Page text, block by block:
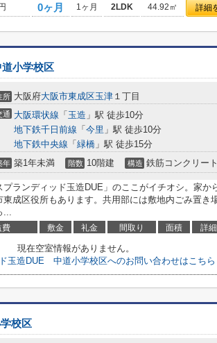
0ヶ月 1ヶ月 2LDK 44.92㎡ 詳細
小学校区
所 大阪府大阪市東成区玉津 １丁目
通 大阪環状線 「 玉造 」駅 徒歩10分
地下鉄千日前線 「 今里 」駅 徒歩10分
地下鉄中央線 「 緑橋 」駅 徒歩15分
年 築1年未満 階数 10階建 構造 鉄筋コンクリート
プランディッド玉造DUE」のここがイチオシ。家か
東成区役所もあります。共用部には敷地内ごみ置き
費 敷金 礼金 間取り 面積 詳細
現在空室情報がありません。
玉造DUE 中道小学校区へのお問い合わせはこちら
校区